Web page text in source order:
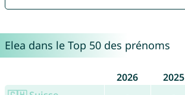
Elea dans le Top 50 des prénoms
2026 2025